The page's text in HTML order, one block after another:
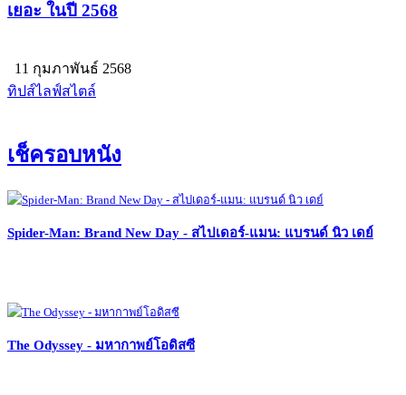
เยอะ ในปี 2568
11 กุมภาพันธ์ 2568
ทิปส์ไลฟ์สไตล์
เช็ครอบหนัง
Spider-Man: Brand New Day - สไปเดอร์-แมน: แบรนด์ นิว เดย์
The Odyssey - มหากาพย์โอดิสซี